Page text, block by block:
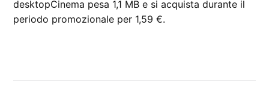
desktopCinema pesa 1,1 MB e si acquista durante il
periodo promozionale per 1,59 €.